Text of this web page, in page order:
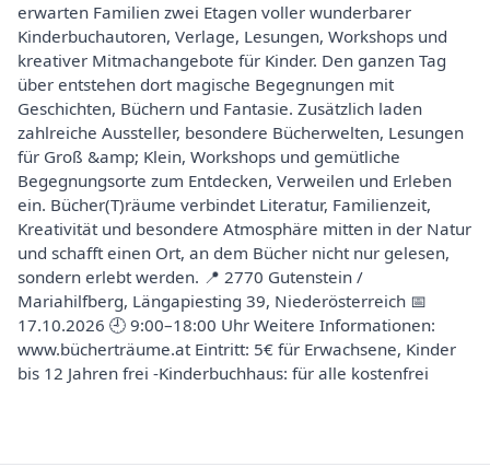
erwarten Familien zwei Etagen voller wunderbarer
Kinderbuchautoren, Verlage, Lesungen, Workshops und
kreativer Mitmachangebote für Kinder. Den ganzen Tag
über entstehen dort magische Begegnungen mit
Geschichten, Büchern und Fantasie. Zusätzlich laden
zahlreiche Aussteller, besondere Bücherwelten, Lesungen
für Groß &amp; Klein, Workshops und gemütliche
Begegnungsorte zum Entdecken, Verweilen und Erleben
ein. Bücher(T)räume verbindet Literatur, Familienzeit,
Kreativität und besondere Atmosphäre mitten in der Natur
und schafft einen Ort, an dem Bücher nicht nur gelesen,
sondern erlebt werden. 📍 2770 Gutenstein /
Mariahilfberg, Längapiesting 39, Niederösterreich 📅
17.10.2026 🕘 9:00–18:00 Uhr Weitere Informationen:
www.bücherträume.at Eintritt: 5€ für Erwachsene, Kinder
bis 12 Jahren frei -Kinderbuchhaus: für alle kostenfrei